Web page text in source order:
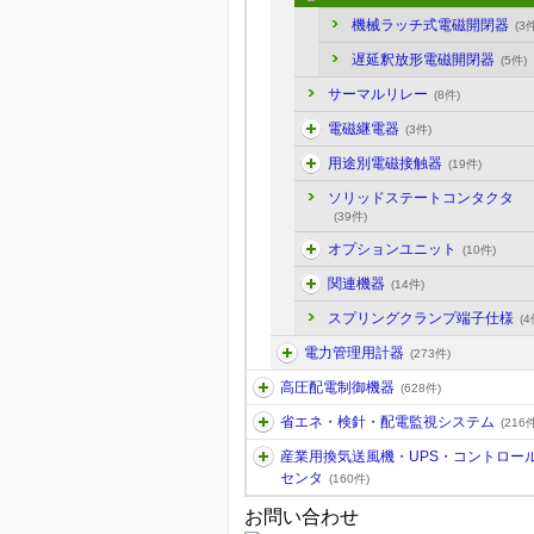
機械ラッチ式電磁開閉器 (3
遅延釈放形電磁開閉器 (5件)
サーマルリレー (8件)
電磁継電器 (3件)
用途別電磁接触器 (19件)
ソリッドステートコンタクタ
(39件)
オプションユニット (10件)
関連機器 (14件)
スプリングクランプ端子仕様 (4
電力管理用計器 (273件)
高圧配電制御機器 (628件)
省エネ・検針・配電監視システム (216
産業用換気送風機・UPS・コントロー
センタ
(160件)
お問い合わせ